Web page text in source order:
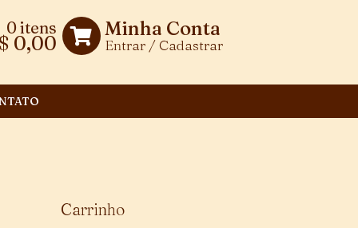
0 itens
0,00
Minha Conta
Entrar / Cadastrar
Carrinho